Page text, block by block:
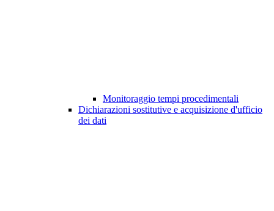
Monitoraggio tempi procedimentali
Dichiarazioni sostitutive e acquisizione d'ufficio
dei dati